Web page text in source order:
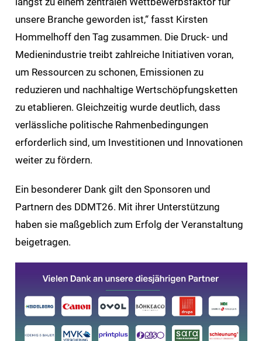
unsere Branche geworden ist,“ fasst Kirsten
Hommelhoff den Tag zusammen. Die Druck- und
Medienindustrie treibt zahlreiche Initiativen voran,
um Ressourcen zu schonen, Emissionen zu
reduzieren und nachhaltige Wertschöpfungsketten
zu etablieren. Gleichzeitig wurde deutlich, dass
verlässliche politische Rahmenbedingungen
erforderlich sind, um Investitionen und Innovationen
weiter zu fördern.
Ein besonderer Dank gilt den Sponsoren und
Partnern des DDMT26. Mit ihrer Unterstützung
haben sie maßgeblich zum Erfolg der Veranstaltung
beigetragen.